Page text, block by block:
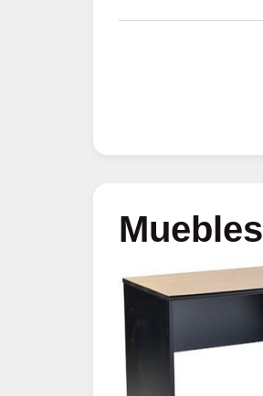
Muebles